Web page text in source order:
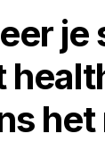
je
het